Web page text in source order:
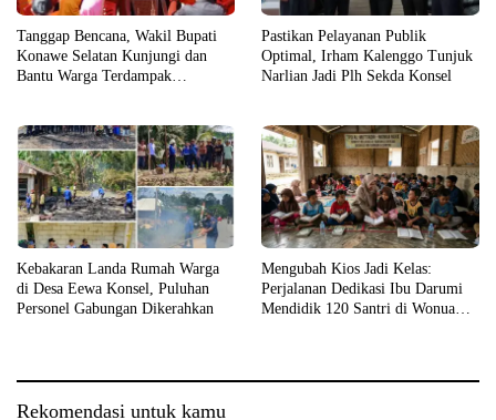
Tanggap Bencana, Wakil Bupati
Konawe Selatan Kunjungi dan
Bantu Warga Terdampak
Pastikan Pelayanan Publik
Optimal, Irham Kalenggo Tunjuk
Narlian Jadi Plh Sekda Konsel
Kebakaran Landa Rumah Warga
di Desa Eewa Konsel, Puluhan
Personel Gabungan Dikerahkan
Mengubah Kios Jadi Kelas:
Perjalanan Dedikasi Ibu Darumi
Mendidik 120 Santri di Wonua
Rekomendasi untuk kamu